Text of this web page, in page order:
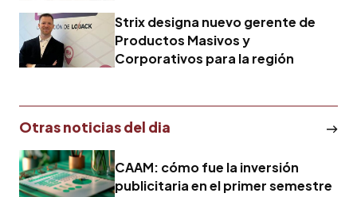
Strix designa nuevo gerente de
Productos Masivos y
Corporativos para la región
Otras noticias del dia
CAAM: cómo fue la inversión
publicitaria en el primer semestre